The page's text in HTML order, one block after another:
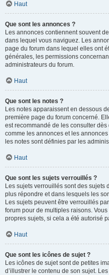
Haut
Que sont les annonces ?
Les annonces contiennent souvent
dans lequel vous naviguez. Les
page du forum dans lequel elles ont
générales, les permissions
administrateurs du forum.
Haut
Que sont les notes ?
Les notes apparaissent en dessous
première page du forum concerné.
est recommandé de les consulter
comme les annonces et les
les notes sont définies par les
Haut
Que sont les sujets verrouillés ?
Les sujets verrouillés sont des
plus répondre et dans lesquels les
Les sujets peuvent être verrouillés
forum pour de multiples raisons.
propres sujets, si cela a été autorisé
Haut
Que sont les icônes de sujet ?
Les icônes de sujet sont de petites
d’illustrer le contenu de son sujet.